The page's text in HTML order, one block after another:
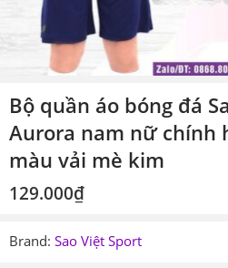
Bộ quần áo bóng đá
Aurora nam nữ chính
màu vải mè kim
129.000₫
Brand: Sao Việt Sport